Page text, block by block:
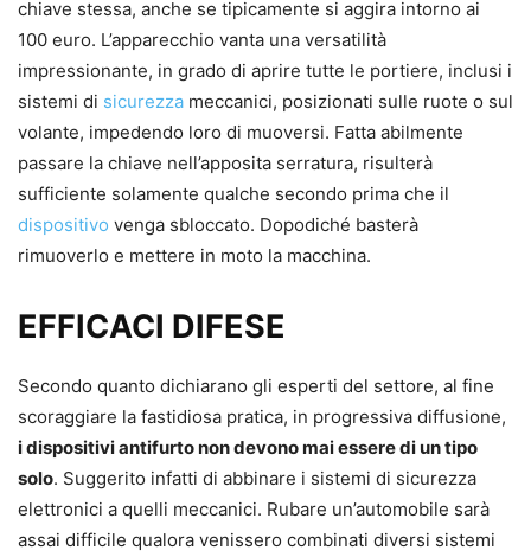
chiave stessa, anche se tipicamente si aggira intorno ai
100 euro. L’apparecchio vanta una versatilità
impressionante, in grado di aprire tutte le portiere, inclusi i
sistemi di sicurezza meccanici, posizionati sulle ruote o sul
volante, impedendo loro di muoversi. Fatta abilmente
passare la chiave nell’apposita serratura, risulterà
sufficiente solamente qualche secondo prima che il
dispositivo venga sbloccato. Dopodiché basterà
rimuoverlo e mettere in moto la macchina.
EFFICACI DIFESE
Secondo quanto dichiarano gli esperti del settore, al fine
scoraggiare la fastidiosa pratica, in progressiva diffusione,
i dispositivi antifurto non devono mai essere di un tipo
solo. Suggerito infatti di abbinare i sistemi di sicurezza
elettronici a quelli meccanici. Rubare un’automobile sarà
assai difficile qualora venissero combinati diversi sistemi